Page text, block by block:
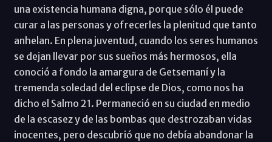
una existencia humana digna, porque sólo él puede
curar a las personas y ofrecerles la plenitud que tanto
anhelan. En plena juventud, cuando los seres humanos
se dejan llevar por sus sueños más hermosos, ella
conoció a fondo la amargura de Getsemaní y la
tremenda soledad del eclipse de Dios, como nos ha
dicho el Salmo 21. Permaneció en su ciudad en medio
de la escasez y de las bombas que destrozaban vidas
inocentes, pero descubrió que no debía abandonar la